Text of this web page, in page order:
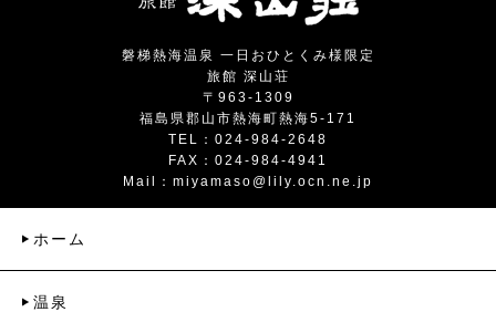
磐梯熱海温泉 一日おひとくみ様限定
旅館 深山荘
〒963-1309
福島県郡山市熱海町熱海5-171
TEL：024-984-2648
FAX：024-984-4941
Mail： miyamaso@lily.ocn.ne.jp
ホーム
温泉